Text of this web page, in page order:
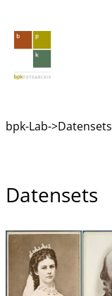
Inhalt
Datensets
bpk-Lab->Datensets
Datensets